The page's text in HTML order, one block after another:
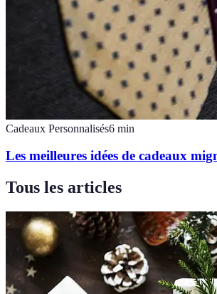
Cadeaux Personnalisés6 min
Les meilleures idées de cadeaux
Tous les articles